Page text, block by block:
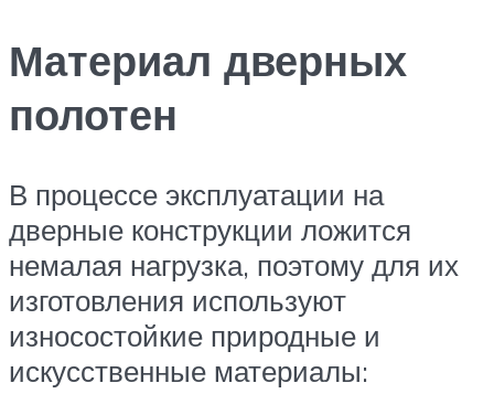
Материал дверных
полотен
В процессе эксплуатации на
дверные конструкции ложится
немалая нагрузка, поэтому для их
изготовления используют
износостойкие природные и
искусственные материалы: